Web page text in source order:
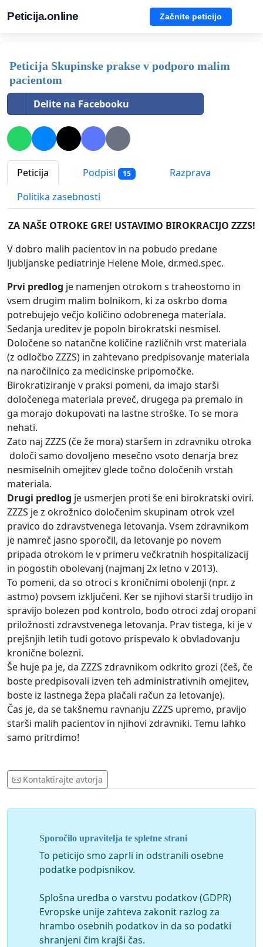
Peticija.online Začnite peticijo
Peticija Skupinske prakse v podporo malim
pacientom
Delite na Facebooku
Peticija Podpisi 15
Razprava
Politika zasebnosti
ZA NAŠE OTROKE GRE! USTAVIMO BIROKRACIJO ZZZS!
V dobro malih pacientov in na pobudo predane
ljubljanske pediatrinje Helene Mole, dr.med.spec.
Prvi predlog je namenjen otrokom s traheostomo in
vsem drugim malim bolnikom, ki za oskrbo doma
potrebujejo večjo količino odobrenega materiala.
Sedanja ureditev je popoln birokratski nesmisel.
Določene so natančne količine različnih vrst materiala
(z odločbo ZZZS) in zahtevano predpisovanje materiala
na naročilnico za medicinske pripomočke.
Birokratiziranje v praksi pomeni, da imajo starši
določenega materiala preveč, drugega pa premalo in
ga morajo dokupovati na lastne stroške. To se mora
nehati.
Zato naj ZZZS (če že mora) staršem in zdravniku otroka
določi samo dovoljeno mesečno vsoto denarja brez
nesmiselnih omejitev glede točno določenih vrstah
materiala.
Drugi predlog je usmerjen proti še eni birokratski oviri.
ZZZS je z okrožnico določenim skupinam otrok vzel
pravico do zdravstvenega letovanja. Vsem zdravnikom
je namreč jasno sporočil, da letovanje po novem
pripada otrokom le v primeru večkratnih hospitalizacij
in pogostih obolevanj (najmanj 2x letno v 2013).
To pomeni, da so otroci s kroničnimi obolenji (npr. z
astmo) povsem izključeni. Ker se njihovi starši trudijo in
spravijo bolezen pod kontrolo, bodo otroci zdaj oropani
priložnosti zdravstvenega letovanja. Prav tistega, ki je v
prejšnjih letih tudi gotovo prispevalo k obvladovanju
kronične bolezni.
Še huje pa je, da ZZZS zdravnikom odkrito grozi (češ, če
boste predpisovali izven teh administrativnih omejitev,
boste iz lastnega žepa plačali račun za letovanje).
Čas je, da se takšnemu ravnanju ZZZS upremo, pravijo
starši malih pacientov in njihovi zdravniki. Temu lahko
samo pritrdimo!
Kontaktirajte avtorja
Sporočilo upravitelja te spletne strani
To peticijo smo zaprli in odstranili osebne
podatke podpisnikov.
Splošna uredba o varstvu podatkov (GDPR)
Evropske unije zahteva zakonit razlog za
hrambo osebnih podatkov in da so podatki
shranjeni čim krajši čas.